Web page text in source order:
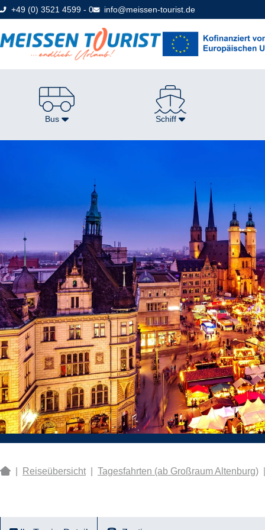
Direkt
zum+49 (0) 3521 4599 - 0 info@meissen-tourist.de
Bus Schiff
Reiseübersicht Tagesfahrten (ab Großraum Altenburg)